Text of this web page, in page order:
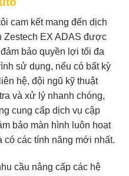
cam kết mang đến dịch
Zestech EX ADAS được
bảo quyền lợi tối đa
sử dụng, nếu có bất kỳ
hệ, đội ngũ kỹ thuật
và xử lý nhanh chóng,
cung cấp dịch vụ cập
bảo màn hình luôn hoạt
có các tính năng mới nhất.
cầu nâng cấp các hệ